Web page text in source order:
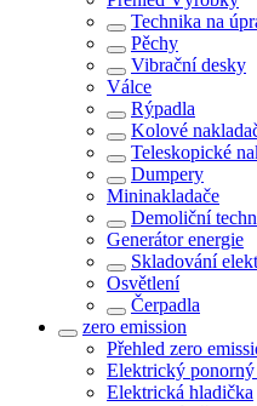
Technika na
Pěchy
Vibrační desky
Válce
Rýpadla
Kolové
Teleskopické
Dumpery
Mininakladače
Demoliční
Generátor energie
Skladování
Osvětlení
Čerpadla
zero emission
Přehled zero
Elektrický
Elektrická hladička